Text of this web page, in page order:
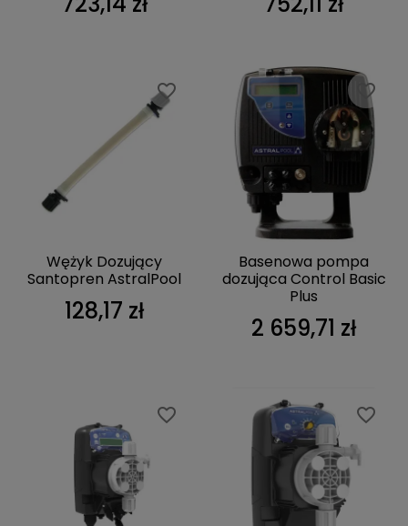
favorite_border
Wężyk Dozujący
Santopren AstralPool
128,17 zł
favorite_border
Basenowa pompa
dozująca Control Basic
Plus
2 659,71 zł
favorite_border favorite_border